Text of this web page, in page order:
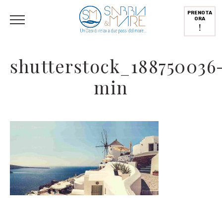
PRENOTA
ORA
!
min
) Deutsch (Tedesco Italiano